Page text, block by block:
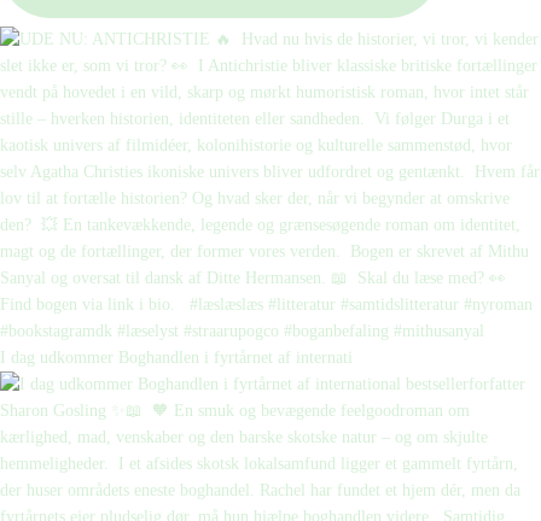
I dag udkommer Boghandlen i fyrtårnet af internati